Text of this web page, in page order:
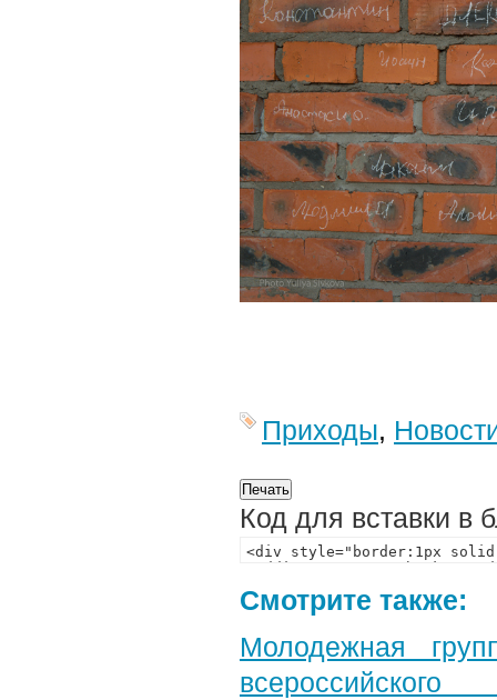
Приходы,
Код для вставки в
Смотрите также:
Молодежная